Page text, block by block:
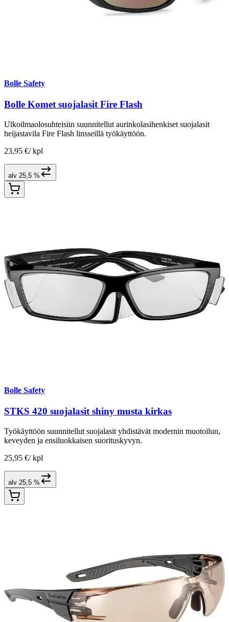
Bolle Safety
Bolle Komet suojalasit Fire Flash
Ulkoilmaolosuhteisiin suunnitellut aurinkolasihenkiset suojalasit
heijastavila Fire Flash linsseillä työkäyttöön.
23,95 €/ kpl
alv 25,5 %
Bolle Safety
STKS 420 suojalasit shiny musta kirkas
Työkäyttöön suunnitellut suojalasit yhdistävät modernin muotoilun,
keveyden ja ensiluokkaisen suorituskyvyn.
25,95 €/ kpl
alv 25,5 %